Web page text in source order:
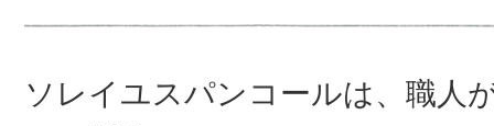
ソレイユスパンコールは、職人